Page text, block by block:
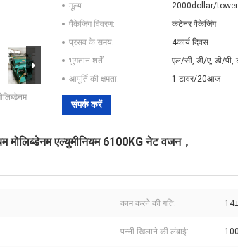
मूल्य:
2000dollar/tower
पैकेजिंग विवरण:
कंटेनर पैकेजिंग
प्रसव के समय:
4कार्य दिवस
भुगतान शर्तें:
एल/सी, डी/ए, डी/पी,
आपूर्ति की क्षमता:
1 टावर/20आज
संपर्क करें
मोलिब्डेनम एल्युमीनियम 6100KG नेट वजन，
काम करने की गति:
पन्नी खिलाने की लंबाई: